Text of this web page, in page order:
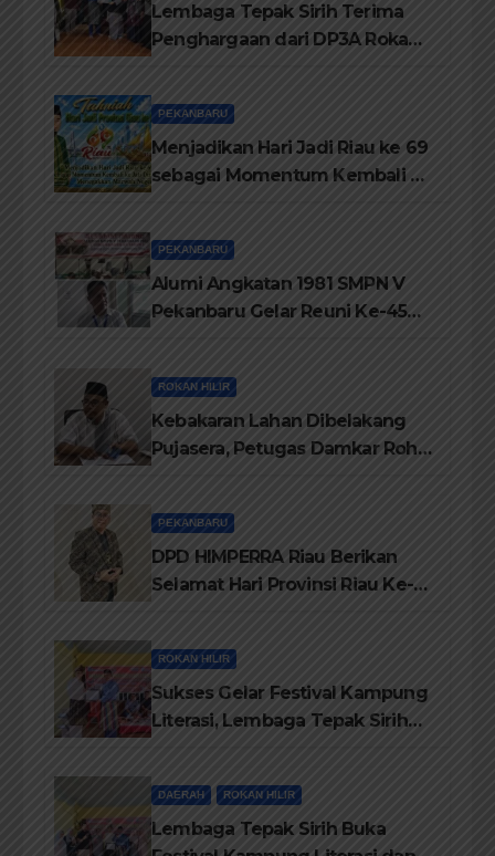
Lembaga Tepak Sirih Terima
Penghargaan dari DP3A Rokan
PEKANBARU
Menjadikan Hari Jadi Riau ke 69
sebagai Momentum Kembali ke
PEKANBARU
Alumi Angkatan 1981 SMPN V
Pekanbaru Gelar Reuni Ke-45
ROKAN HILIR
Kebakaran Lahan Dibelakang
Pujasera, Petugas Damkar Rohil
PEKANBARU
DPD HIMPERRA Riau Berikan
Selamat Hari Provinsi Riau Ke-
ROKAN HILIR
Sukses Gelar Festival Kampung
Literasi, Lembaga Tepak Sirih
DAERAH ROKAN HILIR
Lembaga Tepak Sirih Buka